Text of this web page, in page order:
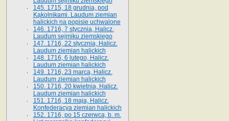
145. 1715, 18 grudnia, pod
Kąkolnikami. Laudum ziemian
halickich na popisie uchwalone
146. 1716, 7 stycznia, Halicz.
Laudum sejmiku ziemskiego
147. 1716, 22 stycznia, Halicz.
Laudum ziemian halickich
148. 1716, 6 lutego, Halicz.
Laudum ziemian halickich
149. 1716, 23 marca, Halicz.
Laudum ziemian halickich
150. 1716, 20 kwietnia, Halicz.
Laudum ziemian halickich
151. 1716, 18 maja, Halicz.
Konfederacya ziemian halickich
152. 1716, po 15 czerwca, b. m.